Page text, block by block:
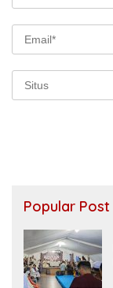
Popular Post